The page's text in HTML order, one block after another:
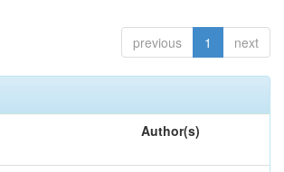
previous 1 next
Author(s)